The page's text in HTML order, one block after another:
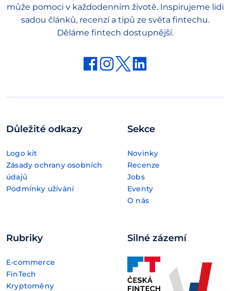
může pomoci v každodenním životě. Inspirujeme lidi
sadou článků, recenzí a tipů ze světa fintechu.
Děláme fintech dostupnější.
Důležité odkazy
Logo kit
Zásady ochrany osobních
údajů
Podmínky užívání
Sekce
Novinky
Recenze
Jobs
Eventy
O nás
Rubriky
E-commerce
FinTech
Kryptoměny
Silné zázemí